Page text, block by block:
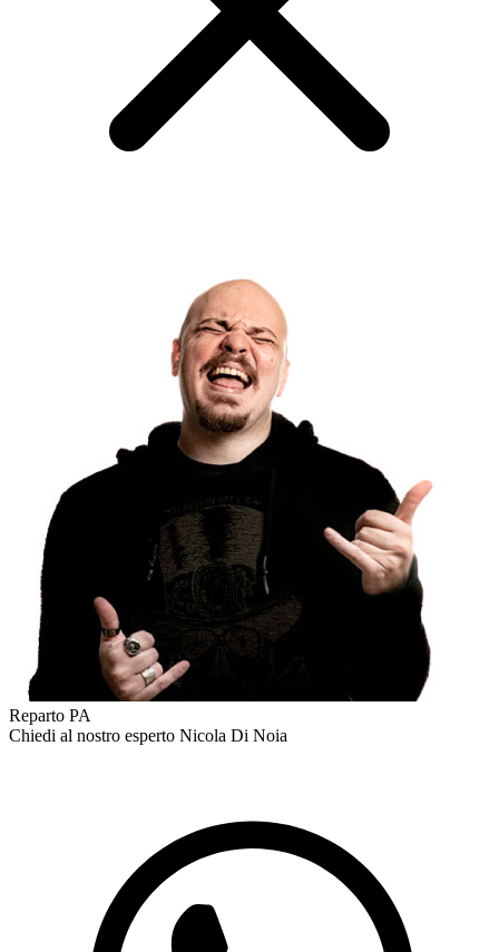
Reparto PA
Chiedi al nostro esperto Nicola Di Noia